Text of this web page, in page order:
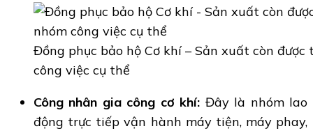
Đồng phục bảo hộ Cơ khí – Sản xuất còn
công việc cụ thể
Công nhân gia công cơ khí: Đây là nhóm lao
động trực tiếp vận hành máy tiện, máy phay,